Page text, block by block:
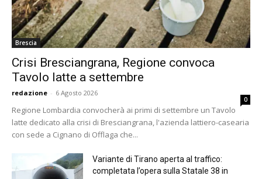
Brescia
Crisi Bresciangrana, Regione convoca
Tavolo latte a settembre
redazione - 6 Agosto 2026
0
Regione Lombardia convocherà ai primi di settembre un Tavolo
latte dedicato alla crisi di Bresciangrana, l'azienda lattiero-casearia
con sede a Cignano di Offlaga che...
Variante di Tirano aperta al traffico:
completata l’opera sulla Statale 38 in